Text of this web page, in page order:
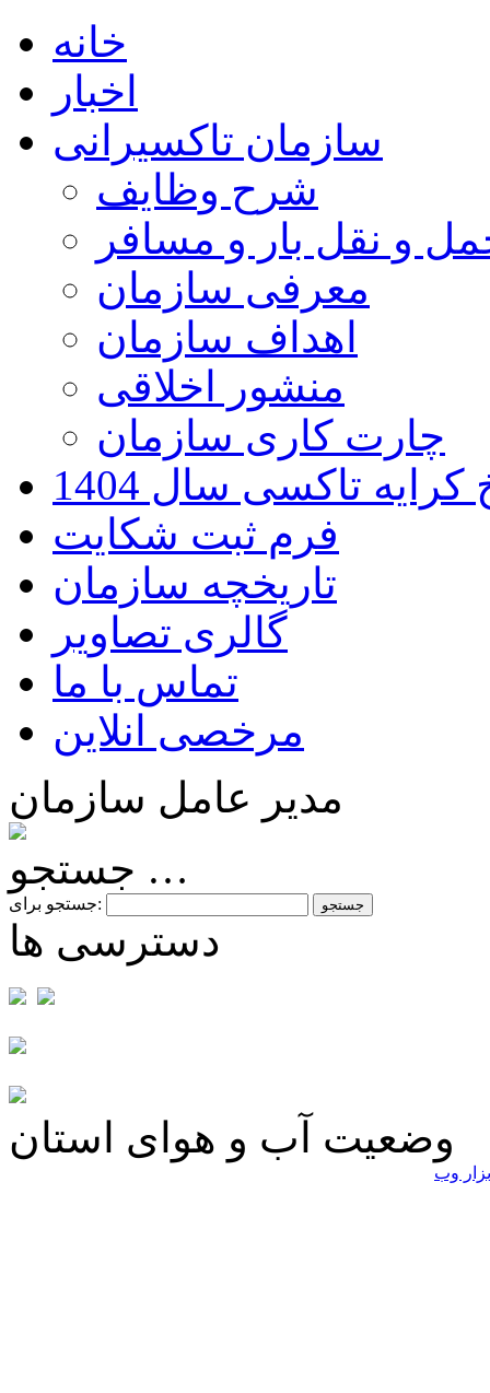
خانه
اخبار
سازمان تاکسیرانی
شرح وظایف
و نقل بار و مسافر
معرفی سازمان
اهداف سازمان
منشور اخلاقی
چارت کاری سازمان
تاکسی سال 1404
فرم ثبت شکایت
تاریخچه سازمان
گالری تصاویر
تماس با ما
مرخصی انلاین
مدیر عامل سازمان
جستجو …
جستجو برای:
دسترسی ها
وضعیت آب و هوای استان